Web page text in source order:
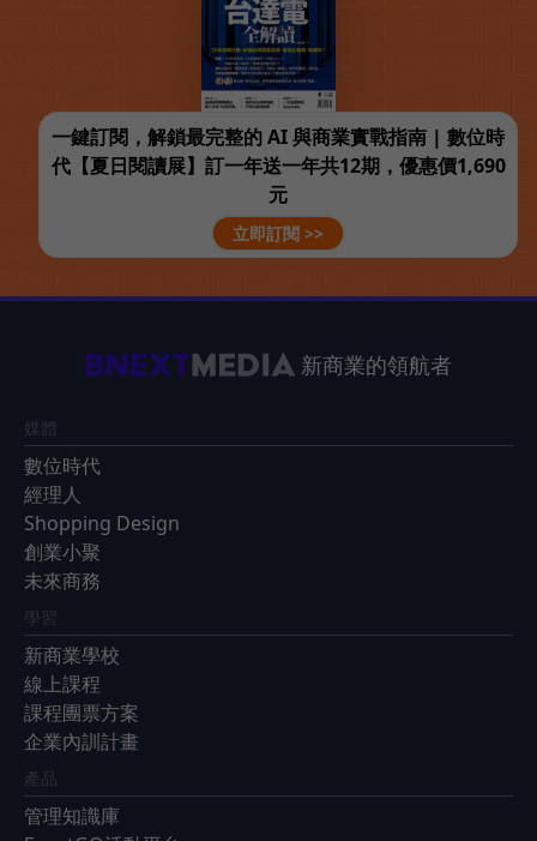
一鍵訂閱，解鎖最完整的 AI 與商業實戰指南 | 數位時
代【夏日閱讀展】訂一年送一年共12期，優惠價1,690
元
立即訂閱 >>
新商業的領航者
媒體
數位時代
經理人
Shopping Design
創業小聚
未來商務
學習
新商業學校
線上課程
課程團票方案
企業內訓計畫
產品
管理知識庫